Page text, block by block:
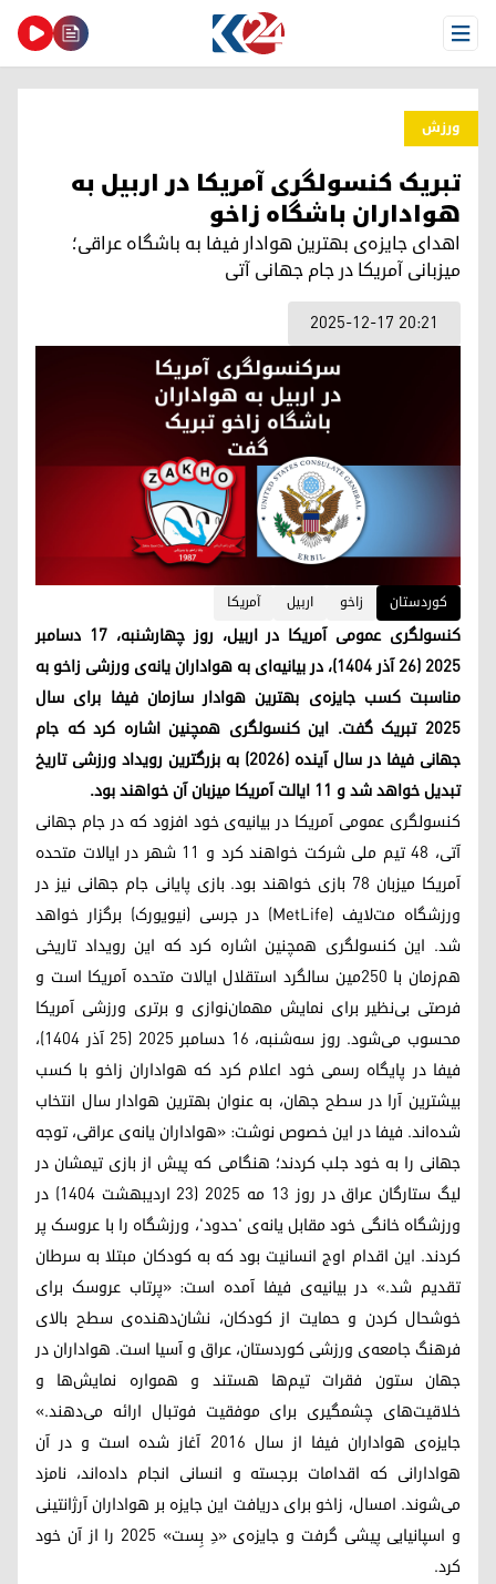
Open Menu
ورزش
تبریک کنسولگری آمریکا در اربیل به
هواداران باشگاە زاخو
اهدای جایزه‌ی بهترین هوادار فیفا به باشگاە عراقی؛
میزبانی آمریکا در جام جهانی آتی
2025-12-17 20:21
کوردستان زاخو اربیل آمریکا
کنسولگری عمومی آمریکا در اربیل، روز چهارشنبه، ۱۷ دسامبر
۲۰۲۵ (۲۶ آذر ۱۴۰۴)، در بیانیه‌ای به هواداران یانه‌ی ورزشی زاخو به
مناسبت کسب جایزه‌ی بهترین هوادار سازمان فیفا برای سال
۲۰۲۵ تبریک گفت. این کنسولگری همچنین اشاره کرد که جام
جهانی فیفا در سال آینده (۲۰۲۶) به بزرگترین رویداد ورزشی تاریخ
تبدیل خواهد شد و ۱۱ ایالت آمریکا میزبان آن خواهند بود.
کنسولگری عمومی آمریکا در بیانیه‌ی خود افزود که در جام جهانی
آتی، ۴۸ تیم ملی شرکت خواهند کرد و ۱۱ شهر در ایالات متحده
آمریکا میزبان ۷۸ بازی خواهند بود. بازی پایانی جام جهانی نیز در
ورزشگاه مت‌لایف (MetLife) در جرسی (نیویورک) برگزار خواهد
شد. این کنسولگری همچنین اشاره کرد که این رویداد تاریخی
هم‌زمان با ۲۵۰مین سالگرد استقلال ایالات متحده آمریکا است و
فرصتی بی‌نظیر برای نمایش مهمان‌نوازی و برتری ورزشی آمریکا
محسوب می‌شود. روز سه‌شنبه، ۱۶ دسامبر ۲۰۲۵ (۲۵ آذر ۱۴۰۴)،
فیفا در پایگاه رسمی خود اعلام کرد که هواداران زاخو با کسب
بیشترین آرا در سطح جهان، به عنوان بهترین هوادار سال انتخاب
شده‌اند. فیفا در این خصوص نوشت: «هواداران یانه‌ی عراقی، توجه
جهانی را به خود جلب کردند؛ هنگامی که پیش از بازی تیمشان در
لیگ ستارگان عراق در روز ۱۳ مه ۲۰۲۵ (۲۳ اردیبهشت ۱۴۰۴) در
ورزشگاه خانگی خود مقابل یانه‌ی 'حدود'، ورزشگاه را با عروسک پر
کردند. این اقدام اوج انسانیت بود که به کودکان مبتلا به سرطان
تقدیم شد.» در بیانیه‌ی فیفا آمده است: «پرتاب عروسک برای
خوشحال کردن و حمایت از کودکان، نشان‌دهنده‌ی سطح بالای
فرهنگ جامعه‌ی ورزشی کوردستان، عراق و آسیا است. هواداران در
جهان ستون فقرات تیم‌ها هستند و همواره نمایش‌ها و
خلاقیت‌های چشمگیری برای موفقیت فوتبال ارائه می‌دهند.»
جایزه‌ی هواداران فیفا از سال ۲۰۱۶ آغاز شده است و در آن
هوادارانی که اقدامات برجسته و انسانی انجام داده‌اند، نامزد
می‌شوند. امسال، زاخو برای دریافت این جایزه بر هواداران آرژانتینی
و اسپانیایی پیشی گرفت و جایزه‌ی «دِ بِست» ۲۰۲۵ را از آن خود
کرد.